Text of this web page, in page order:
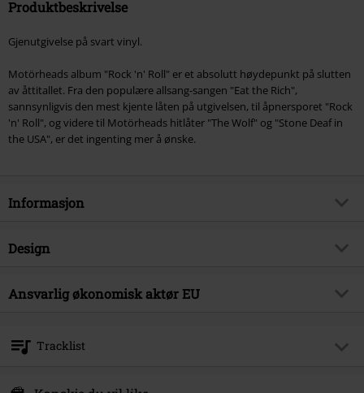
Produktbeskrivelse
Gjenutgivelse på svart vinyl.
Motörheads album "Rock 'n' Roll" er et absolutt høydepunkt på slutten
av åttitallet. Fra den populære allsang-sangen "Eat the Rich",
sannsynligvis den mest kjente låten på utgivelsen, til åpnersporet "Rock
'n' Roll", og videre til Motörheads hitlåter "The Wolf" og "Stone Deaf in
the USA", er det ingenting mer å ønske.
Informasjon
Artikkelnummer
Musikksjanger
Heavy Metal
Produkt kategori
Design
Produkttype
LP
Ansvarlig økonomisk aktør EU
Mühlenstraße 25
10243 Berlin
productsafety@umusic.com
Tracklist